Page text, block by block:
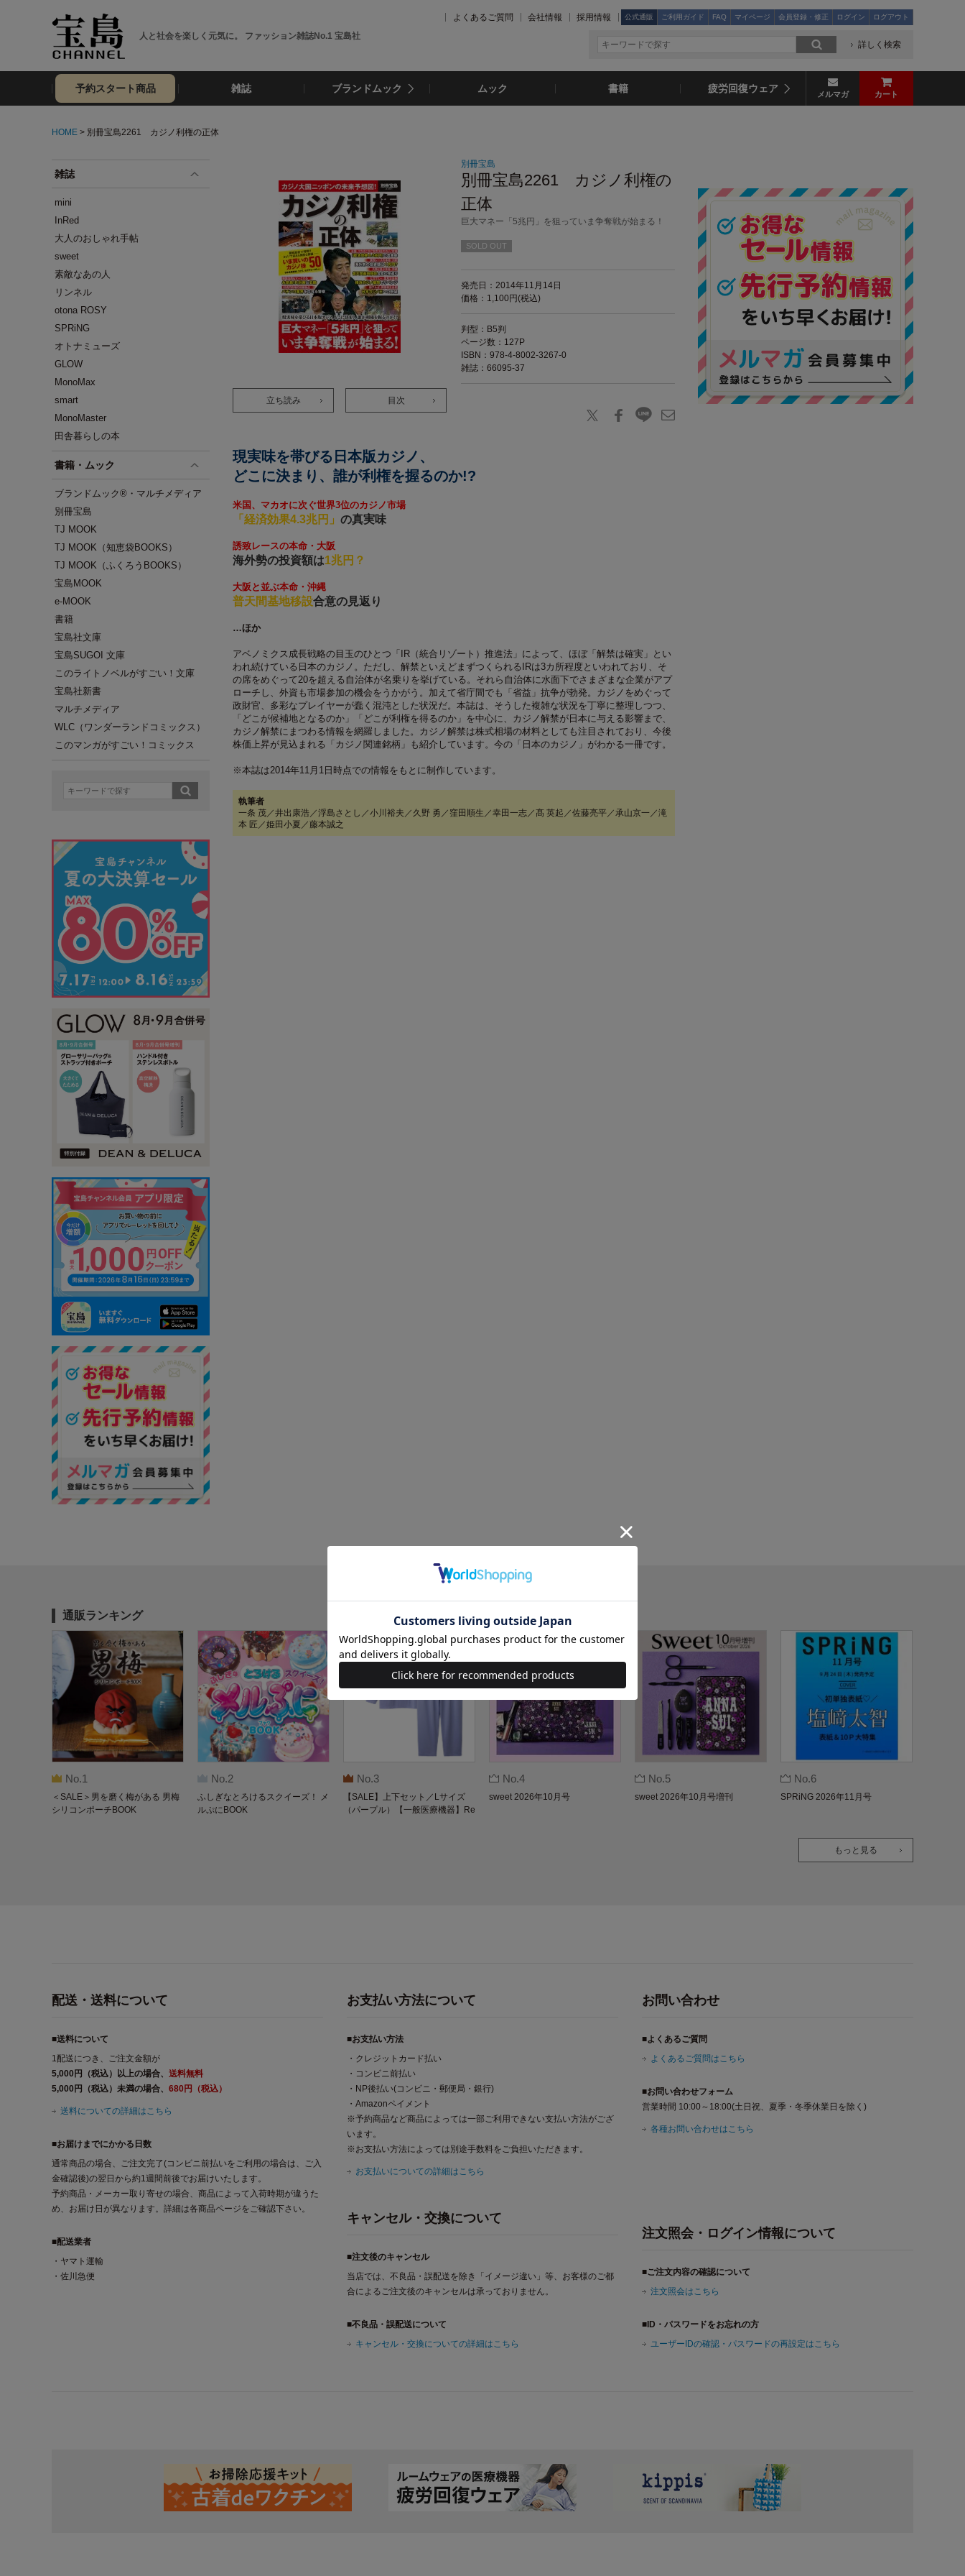
人と社会を楽しく元気に。 ファッション雑誌No.1 宝島社
よくあるご質問 会社情報 採用情報 公式通販 ご利用ガイド FAQ マイページ 会員登録・修正 ログイン ログアウト
詳しく検索
予約スタート商品 雑誌 ブランドムック ムック 書籍 疲労回復ウェア メルマガ カート
HOME > 別冊宝島2261 カジノ利権の正体
雑誌
mini
InRed
大人のおしゃれ手帖
sweet
素敵なあの人
リンネル
otona ROSY
SPRiNG
オトナミューズ
GLOW
MonoMax
smart
MonoMaster
田舎暮らしの本
書籍・ムック
ブランドムック®・マルチメディア
別冊宝島
TJ MOOK
TJ MOOK（知恵袋BOOKS）
TJ MOOK（ふくろうBOOKS）
宝島MOOK
e-MOOK
書籍
宝島社文庫
宝島SUGOI 文庫
このライトノベルがすごい！文庫
宝島社新書
マルチメディア
WLC（ワンダーランドコミックス）
このマンガがすごい！コミックス
立ち読み 目次
別冊宝島
別冊宝島2261 カジノ利権の
正体
巨大マネー「5兆円」を狙っていま争奪戦が始まる！
SOLD OUT
発売日：2014年11月14日
価格：1,100円(税込)
判型：B5判
ページ数：127P
ISBN：978-4-8002-3267-0
雑誌：66095-37
現実味を帯びる日本版カジノ、
どこに決まり、誰が利権を握るのか!?
米国、マカオに次ぐ世界3位のカジノ市場
「経済効果4.3兆円」 の真実味
誘致レースの本命・大阪
海外勢の投資額は1兆円？
大阪と並ぶ本命・沖縄
普天間基地移設合意の見返り
…ほか
アベノミクス成長戦略の目玉のひとつ「IR（統合リゾート）推進法」によって、ほぼ「解禁は確実」とい
われ続けている日本のカジノ。ただし、解禁といえどまずつくられるIRは3カ所程度といわれており、そ
の席をめぐって20を超える自治体が名乗りを挙げている。それら自治体に水面下でさまざまな企業がアプ
ローチし、外資も市場参加の機会をうかがう。加えて省庁間でも「省益」抗争が勃発。カジノをめぐって
政財官、多彩なプレイヤーが蠢く混沌とした状況だ。本誌は、そうした複雑な状況を丁寧に整理しつつ、
「どこが候補地となるのか」「どこが利権を得るのか」を中心に、カジノ解禁が日本に与える影響まで、
カジノ解禁にまつわる情報を網羅しました。カジノ解禁は株式相場の材料としても注目されており、今後
株価上昇が見込まれる「カジノ関連銘柄」も紹介しています。今の「日本のカジノ」がわかる一冊です。
※本誌は2014年11月1日時点での情報をもとに制作しています。
執筆者
一条 茂／井出康浩／浮島さとし／小川裕夫／久野 勇／窪田順生／幸田一志／髙 英起／佐藤亮平／承山京一／滝
本 匠／姫田小夏／藤本誠之
通販ランキング
No.1
＜SALE＞男を磨く梅がある 男梅
シリコンポーチBOOK
No.2
ふしぎなとろけるスクイーズ！ メ
ルぷにBOOK
No.3
【SALE】上下セット／Lサイズ
（パープル）【一般医療機器】Re
No.4
sweet 2026年10月号
No.5
sweet 2026年10月号増刊
No.6
SPRiNG 2026年11月号
もっと見る
配送・送料について
■送料について
1配送につき、ご注文金額が
5,000円（税込）以上の場合、 送料無料
5,000円（税込）未満の場合、 680円（税込）
送料についての詳細はこちら
■お届けまでにかかる日数
通常商品の場合、ご注文完了(コンビニ前払いをご利用の場合は、ご入
金確認後)の翌日から約1週間前後でお届けいたします。
予約商品・メーカー取り寄せの場合、商品によって入荷時期が違うた
め、お届け日が異なります。詳細は各商品ページをご確認下さい。
■配送業者
・ヤマト運輸
・佐川急便
お支払い方法について
■お支払い方法
・クレジットカード払い
・コンビニ前払い
・NP後払い(コンビニ・郵便局・銀行)
・Amazonペイメント
※予約商品など商品によっては一部ご利用できない支払い方法がござ
います。
※お支払い方法によっては別途手数料をご負担いただきます。
お支払いについての詳細はこちら
キャンセル・交換について
■注文後のキャンセル
当店では、不良品・誤配送を除き「イメージ違い」等、お客様のご都
合によるご注文後のキャンセルは承っておりません。
■不良品・誤配送について
キャンセル・交換についての詳細はこちら
お問い合わせ
■よくあるご質問
よくあるご質問はこちら
■お問い合わせフォーム
営業時間 10:00～18:00(土日祝、夏季・冬季休業日を除く)
各種お問い合わせはこちら
注文照会・ログイン情報について
■ご注文内容の確認について
注文照会はこちら
■ID・パスワードをお忘れの方
ユーザーIDの確認・パスワードの再設定はこちら